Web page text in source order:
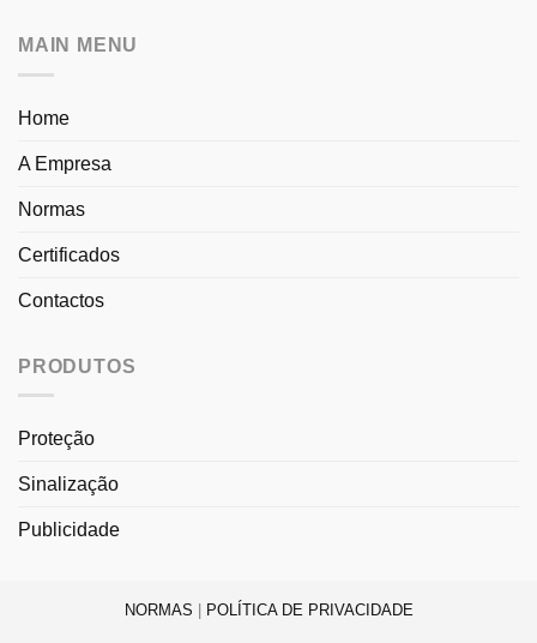
MAIN MENU
Home
A Empresa
Normas
Certificados
Contactos
PRODUTOS
Proteção
Sinalização
Publicidade
NORMAS POLÍTICA DE PRIVACIDADE